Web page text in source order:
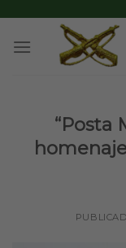
content
“Posta